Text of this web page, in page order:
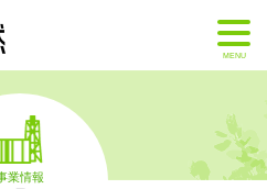
MENU
業情報